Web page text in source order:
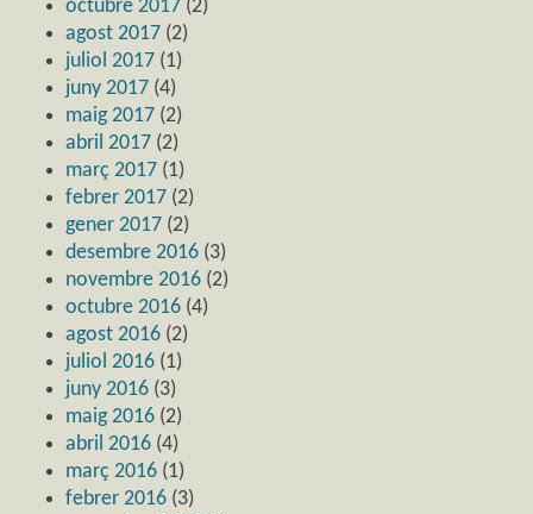
octubre 2017 (2)
agost 2017 (2)
juliol 2017 (1)
juny 2017 (4)
maig 2017 (2)
abril 2017 (2)
març 2017 (1)
febrer 2017 (2)
gener 2017 (2)
desembre 2016 (3)
novembre 2016 (2)
octubre 2016 (4)
agost 2016 (2)
juliol 2016 (1)
juny 2016 (3)
maig 2016 (2)
abril 2016 (4)
març 2016 (1)
febrer 2016 (3)